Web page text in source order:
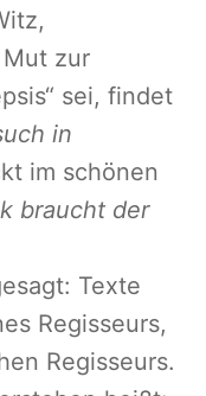
zur
sei, findet
in
im schönen
braucht der
Texte
Regisseurs,
Regisseurs.